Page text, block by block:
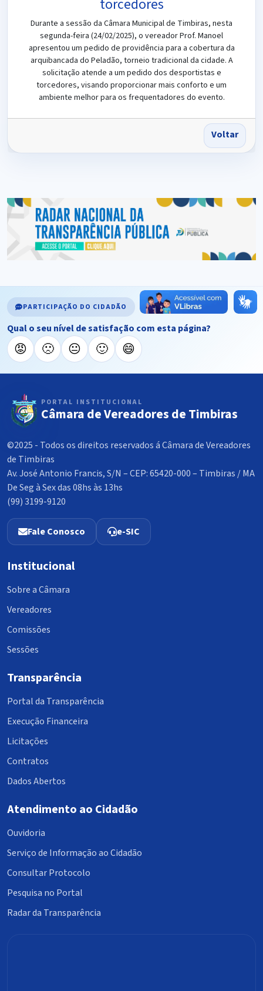
torcedores
Durante a sessão da Câmara Municipal de Timbiras, nesta
segunda-feira (24/02/2025), o vereador Prof. Manoel
apresentou um pedido de providência para a cobertura da
arquibancada do Peladão, torneio tradicional da cidade. A
solicitação atende a um pedido dos desportistas e
torcedores, visando proporcionar mais conforto e um
ambiente melhor para os frequentadores do evento.
Voltar
PARTICIPAÇÃO DO CIDADÃO
Qual o seu nível de satisfação com esta página?
😡 🙁 😐 🙂 😄
PORTAL INSTITUCIONAL
Câmara de Vereadores de Timbiras
©2025 - Todos os direitos reservados á Câmara de Vereadores
de Timbiras
Av. José Antonio Francis, S/N – CEP: 65420-000 – Timbiras / MA
De Seg à Sex das 08hs às 13hs
(99) 3199-9120
Fale Conosco e-SIC
Institucional
Sobre a Câmara
Vereadores
Comissões
Sessões
Transparência
Portal da Transparência
Execução Financeira
Licitações
Contratos
Dados Abertos
Atendimento ao Cidadão
Ouvidoria
Serviço de Informação ao Cidadão
Consultar Protocolo
Pesquisa no Portal
Radar da Transparência